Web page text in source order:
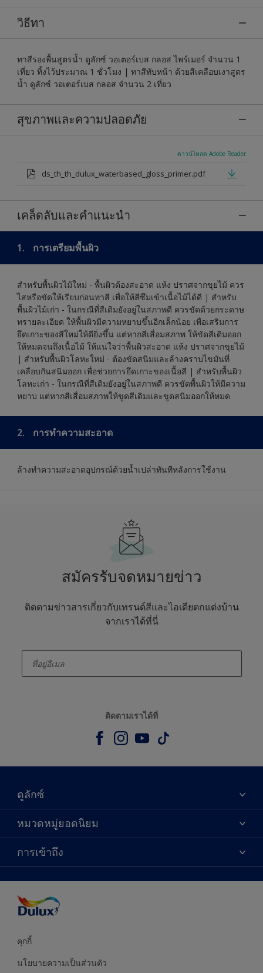
วิธีทา
ทาสีรองพื้นสูตรน้ำ ดูลักซ์ วอเตอร์เบส กลอส ไพร์เมอร์ จำนวน 1
เที่ยว ทิ้งไว้ประมาณ 1 ชั่วโมง | ทาสีทับหน้า ด้วยสีเคลือบเงาสูตร
น้ำ ดูลักซ์ วอเตอร์เบส กลอส จำนวน 2 เที่ยว
สุขภาพและความปลอดภัย
ดาวน์โหลด Adobe Reader
ds_th_th_dulux_waterbased_gloss_primer.pdf
เคล็ดลับและคำแนะนำ
1. การเตรียมพื้นผิว
สำหรับพื้นผิวไม้ใหม่ - พื้นผิวต้องสะอาด แห้ง ปราศจากขุยไม้ ควร
ไสหรือขัดให้เรียบก่อนทาสี เพื่อให้สีซึมเข้าเนื้อไม้ได้ดี | สำหรับ
พื้นผิวไม้เก่า - ในกรณีที่สีเดิมยังอยู่ในสภาพดี ควรขัดด้วยกระดาษ
ทรายละเอียด ให้พื้นผิวมีความหยาบขึ้นอีกเล็กน้อย เพื่อเสริมการ
ยึดเกาะของสีใหม่ให้ดียิ่งขึ้น แต่หากสีเสื่อมสภาพ ให้ขัดสีเดิมออก
ให้หมดจนถึงเนื้อไม้ ให้แน่ใจว่าพื้นผิวสะอาด แห้ง ปราศจากขุยไม้
| สำหรับพื้นผิวโลหะใหม่ - ต้องขัดสนิมและล้างคราบไขมันที่
เคลือบกันสนิมออก เพื่อช่วยการยึดเกาะของเนื้อสี | สำหรับพื้นผิว
โลหะเก่า - ในกรณีที่สีเดิมยังอยู่ในสภาพดี ควรขัดพื้นผิวให้มีความ
หยาบ แต่หากสีเสื่อมสภาพให้ขูดสีเดิมและขูดสนิมออกให้หมด
2. การทำความสะอาด
ล้างทำความสะอาดอุปกรณ์ด้วยน้ำเปล่าทันทีหลังการใช้งาน
สมัครรับจดหมายข่าว
ติดตามข่าวสารเกี่ยวกับเทรนด์สีและไอเดียตกแต่งบ้าน
จากเราได้ที่นี่
ติดตามเราได้ที่
ดูลักซ์
เกี่ยวกับดูลักซ์
ติดต่อเรา
ค้นหาร้านค้า
หมวดหมู่ยอดนิยม
ผลิตภัณฑ์
ไอเดียการตกแต่ง
คำแนะนำจากผู้เชี่ยวชาญ
บริการออกแบบสี
การเข้าถึง
คุกกี้
นโยบายความเป็นส่วนตัว